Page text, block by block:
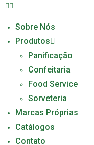
Sobre Nós
Produtos
Panificação
Confeitaria
Food Service
Sorveteria
Marcas Próprias
Catálogos
Contato